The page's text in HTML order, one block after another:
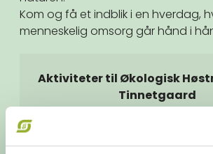
Kom og få et indblik i en hverdag,
menneskelig omsorg går hånd i
Aktiviteter til Økologisk
Tinnetgaard
Besøg gårdens
Kom med på
og søndag kl.